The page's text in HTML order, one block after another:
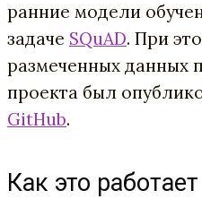
ранние модели
задаче SQuAD. При
размеченных данных
проекта был
GitHub.
Как это работает